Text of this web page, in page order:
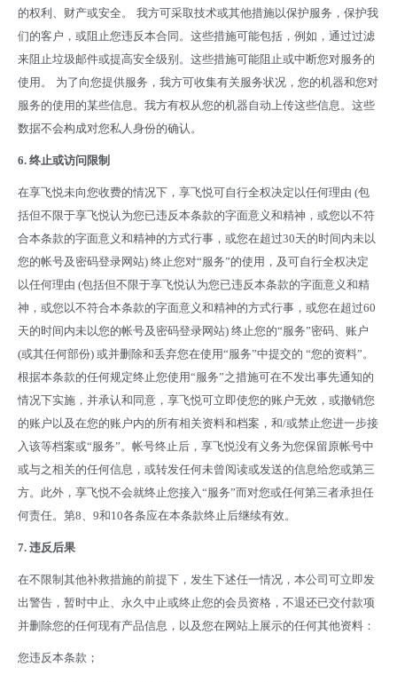
的权利、财产或安全。
我方可采取技术或其他措施以保护服务，保护我
们的客户，或阻止您违反本合同。这些措施可能包括，例如，通过过滤
来阻止垃圾邮件或提高安全级别。这些措施可能阻止或中断您对服务的
使用。
为了向您提供服务，我方可收集有关服务状况，您的机器和您对
服务的使用的某些信息。我方有权从您的机器自动上传这些信息。这些
数据不会构成对您私人身份的确认。
6. 终止或访问限制
在享飞悦未向您收费的情况下，享飞悦可自行全权决定以任何理由 (包
括但不限于享飞悦认为您已违反本条款的字面意义和精神，或您以不符
合本条款的字面意义和精神的方式行事，或您在超过30天的时间内未以
您的帐号及密码登录网站) 终止您对“服务”的使用，及可自行全权决定
以任何理由 (包括但不限于享飞悦认为您已违反本条款的字面意义和精
神，或您以不符合本条款的字面意义和精神的方式行事，或您在超过60
天的时间内未以您的帐号及密码登录网站) 终止您的“服务”密码、账户
(或其任何部份) 或并删除和丢弃您在使用“服务”中提交的 “您的资料”。
根据本条款的任何规定终止您使用“服务”之措施可在不发出事先通知的
情况下实施，并承认和同意，享飞悦可立即使您的账户无效，或撤销您
的账户以及在您的账户内的所有相关资料和档案，和/或禁止您进一步接
入该等档案或“服务”。帐号终止后，享飞悦没有义务为您保留原帐号中
或与之相关的任何信息，或转发任何未曾阅读或发送的信息给您或第三
方。此外，享飞悦不会就终止您接入“服务”而对您或任何第三者承担任
何责任。第8、9和10各条应在本条款终止后继续有效。
7. 违反后果
在不限制其他补救措施的前提下，发生下述任一情况，本公司可立即发
出警告，暂时中止、永久中止或终止您的会员资格，不退还已交付款项
并删除您的任何现有产品信息，以及您在网站上展示的任何其他资料：
您违反本条款；